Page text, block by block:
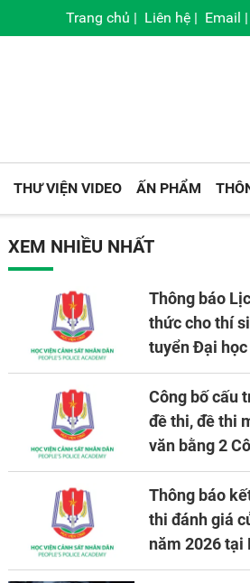
Trang chủ | Liên hệ | Email |
THƯ VIỆN VIDEO ẤN PHẨM
XEM NHIỀU NHẤT
Thông báo
thức cho thí
tuyển Đại
tuyển mới,
CSND năm
Công bố cấu
đề thi, đề thi
văn bằng 2
tính
Thông báo
thi đánh giá
năm 2026 tại